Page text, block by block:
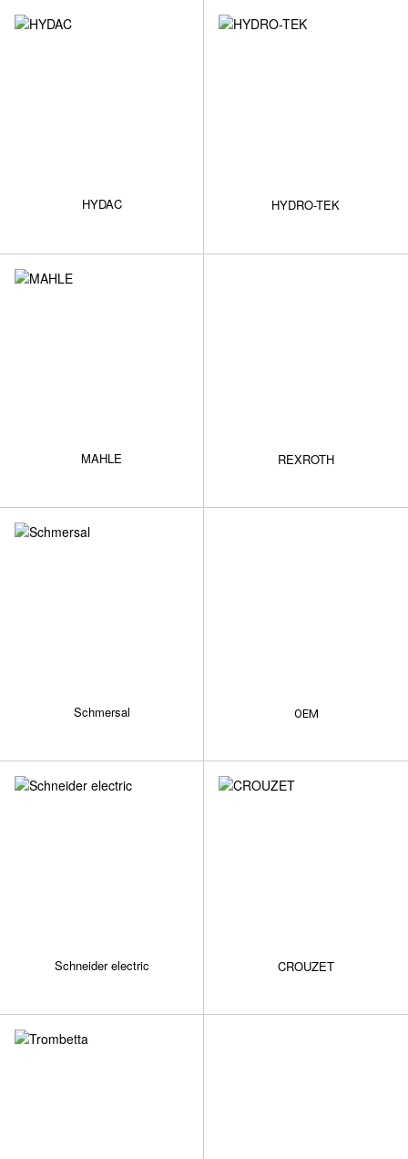
HYDAC HYDRO-TEK
MAHLE REXROTH
Schmersal ОЕМ
Schneider electric CROUZET